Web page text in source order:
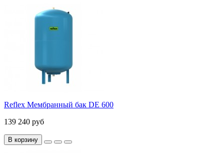
Reflex Мембранный бак DE 600
139 240 руб
В корзину